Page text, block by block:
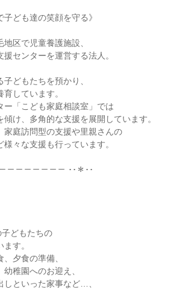
子ども達の笑顔を守る》
区で児童養護施設、
センターを運営する法人。
どもたちを預かり、
しています。
ー「こども家庭相談室」では
け、多角的な支援を展開しています。
家庭訪問型の支援や里親さんの
様々な支援も行っています。
－－－－－－－ ･･＊･･
どもたちの
す。
夕食の準備、
稚園へのお迎え、
しといった家事など…、